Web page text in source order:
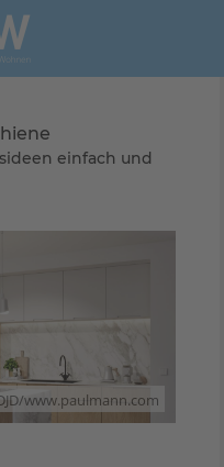
einfach und
www.paulmann.com